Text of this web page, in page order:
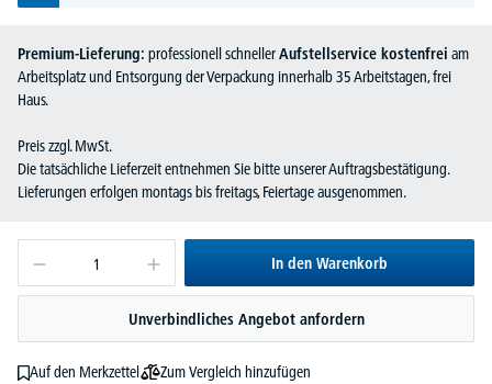
Premium-Lieferung: professionell schnellerAufstellservice kostenfrei am
Arbeitsplatz und Entsorgung der Verpackung innerhalb 35 Arbeitstagen, frei
Haus.
Preis zzgl. MwSt.
Die tatsächliche Lieferzeit entnehmen Sie bitte unserer Auftragsbestätigung.
Lieferungen erfolgen montags bis freitags, Feiertage ausgenommen.
In den Warenkorb
Unverbindliches Angebot anfordern
Auf den Merkzettel Zum Vergleich hinzufügen